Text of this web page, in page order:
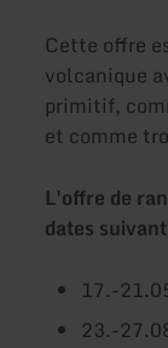
Cette offre
volcanique
primitif,
et comme
L'offre de
dates
17.-
23.-